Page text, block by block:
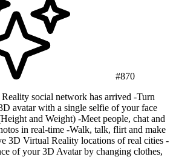
#870
social network has arrived -Turn
avatar with a single selfie of your face
and Weight) -Meet people, chat and
in real-time -Walk, talk, flirt and make
3D Virtual Reality locations of real cities -
of your 3D Avatar by changing clothes,